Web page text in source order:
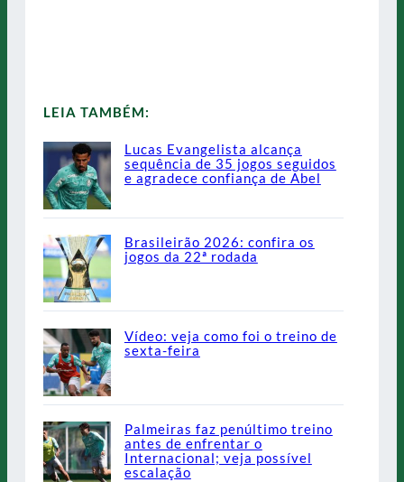
LEIA TAMBÉM:
Lucas Evangelista alcança
sequência de 35 jogos seguidos
e agradece confiança de Abel
Brasileirão 2026: confira os
jogos da 22ª rodada
Vídeo: veja como foi o treino de
sexta-feira
Palmeiras faz penúltimo treino
antes de enfrentar o
Internacional; veja possível
escalação